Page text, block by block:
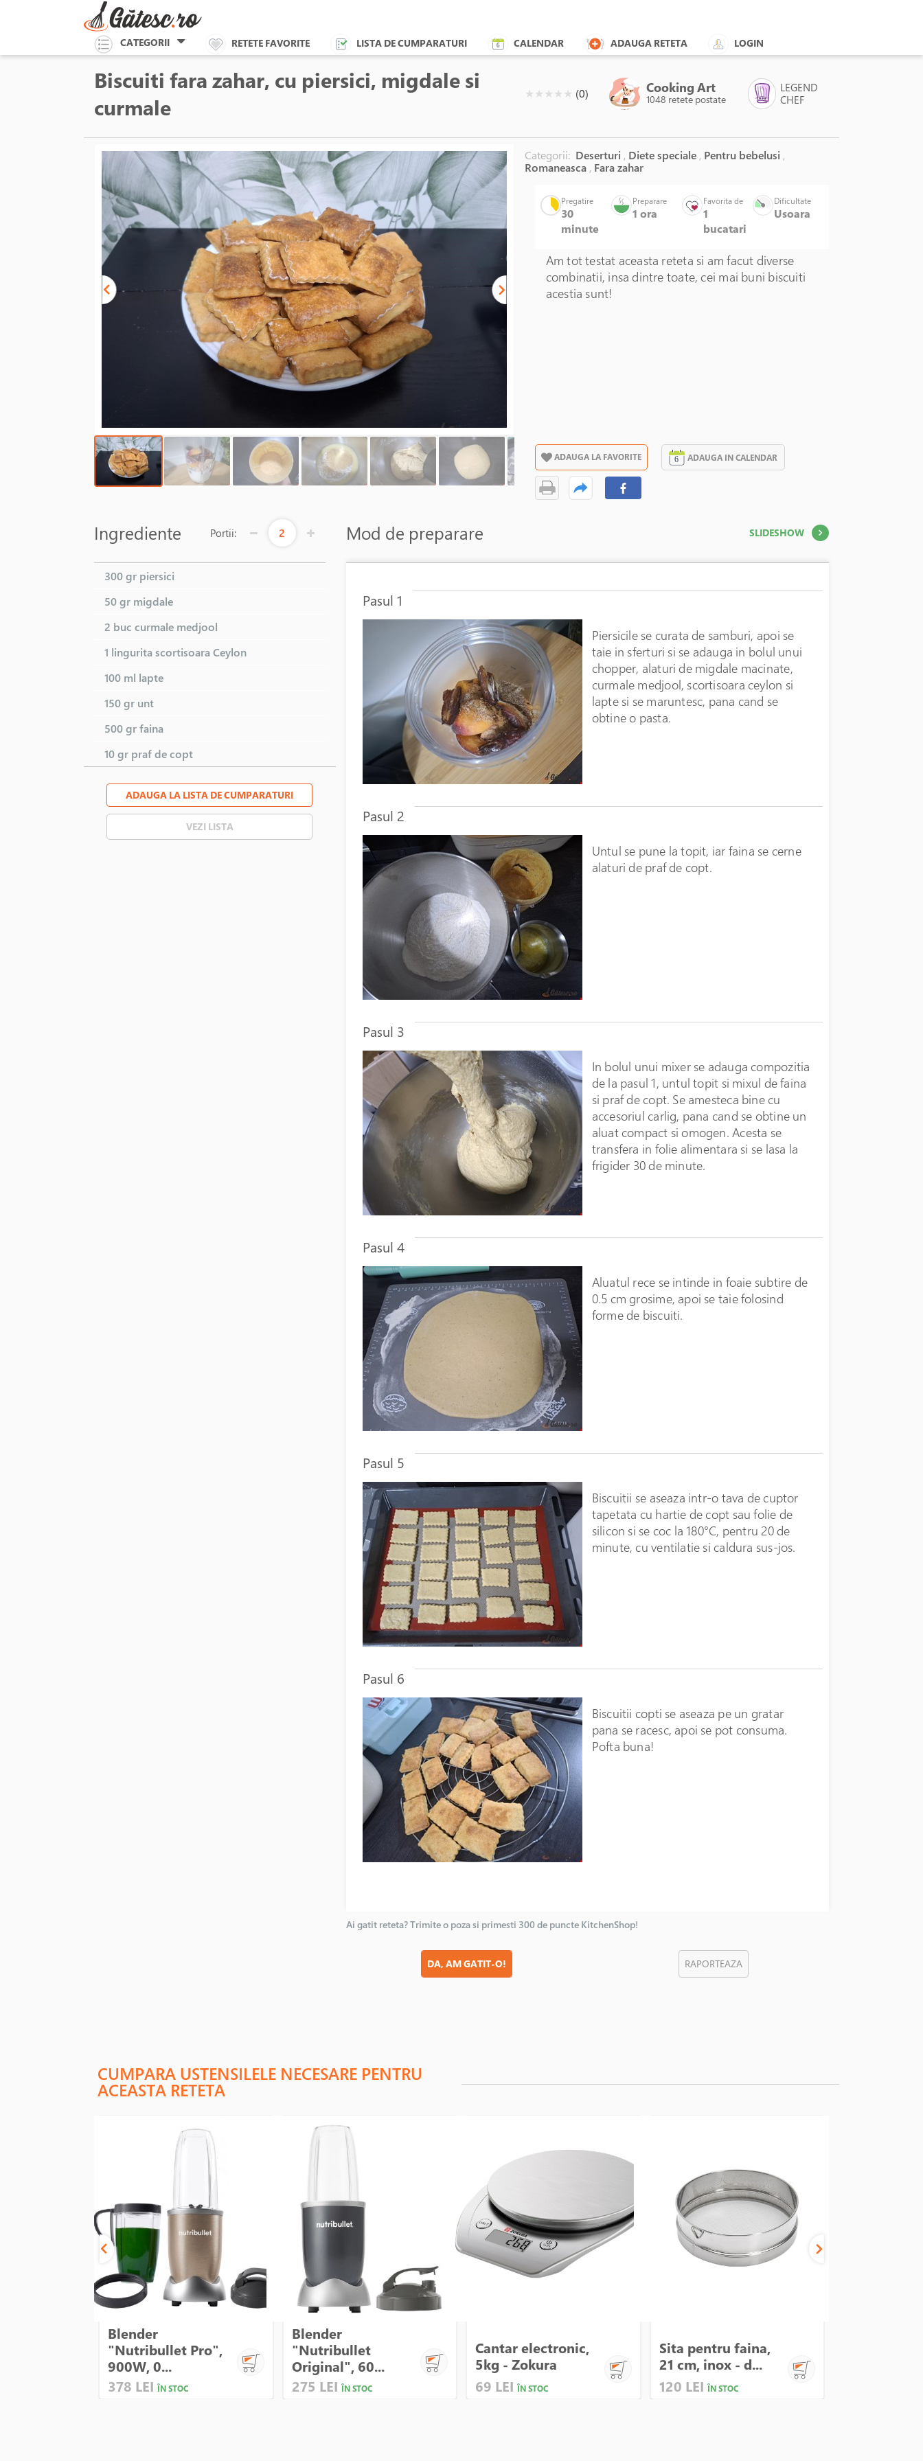
CATEGORII RETETE FAVORITE LISTA DE CUMPARATURI CALENDAR ADAUGA RETETA LOGIN
Biscuiti fara zahar, cu piersici, migdale si
curmale
( )
★( )
★( )
★( )
★( )
★ (0) Cooking Art
1048 retete postate
LEGEND
CHEF
Categorii: Deserturi , Diete speciale , Pentru bebelusi ,
Romaneasca , Fara zahar
Pregatire
30
minute
Preparare
1 ora
Favorita de
1
bucatari
Dificultate
Usoara
Am tot testat aceasta reteta si am facut diverse
combinatii, insa dintre toate, cei mai buni biscuiti
acestia sunt!
ADAUGA LA FAVORITE ADAUGA IN CALENDAR
Ingrediente Portii: 2
300 gr piersici
50 gr migdale
2 buc curmale medjool
1 linguritascortisoara Ceylon
100 ml lapte
150 gr unt
500 grfaina
10 gr praf de copt
ADAUGA LA LISTA DE CUMPARATURI
VEZI LISTA
Mod de preparare SLIDESHOW
Pasul 1
Piersicile se curata de samburi, apoi se
taie in sferturi si se adauga in bolul unui
chopper, alaturi de migdale macinate,
curmale medjool, scortisoara ceylon si
lapte si se maruntesc, pana cand se
obtine o pasta.
Pasul 2
Untul se pune la topit, iar faina se cerne
alaturi de praf de copt.
Pasul 3
In bolul unui mixer se adauga compozitia
de la pasul 1, untul topit si mixul de faina
si praf de copt. Se amesteca bine cu
accesoriul carlig, pana cand se obtine un
aluat compact si omogen. Acesta se
transfera in folie alimentara si se lasa la
frigider 30 de minute.
Pasul 4
Aluatul rece se intinde in foaie subtire de
0.5 cm grosime, apoi se taie folosind
forme de biscuiti.
Pasul 5
Biscuitii se aseaza intr-o tava de cuptor
tapetata cu hartie de copt sau folie de
silicon si se coc la 180°C, pentru 20 de
minute, cu ventilatie si caldura sus-jos.
Pasul 6
Biscuitii copti se aseaza pe un gratar
pana se racesc, apoi se pot consuma.
Pofta buna!
Ai gatit reteta? Trimite o poza si primesti 300 de puncte KitchenShop!
DA, AM GATIT-O! RAPORTEAZA
CUMPARA USTENSILELE NECESARE PENTRU
ACEASTA RETETA
Blender
"Nutribullet Pro",
900W, 0...
378 LEI ÎN STOC
Blender
"Nutribullet
Original", 60...
275 LEI ÎN STOC
Cantar electronic,
5kg - Zokura
69 LEI ÎN STOC
Sita pentru faina,
21 cm, inox - d...
120 LEI ÎN STOC